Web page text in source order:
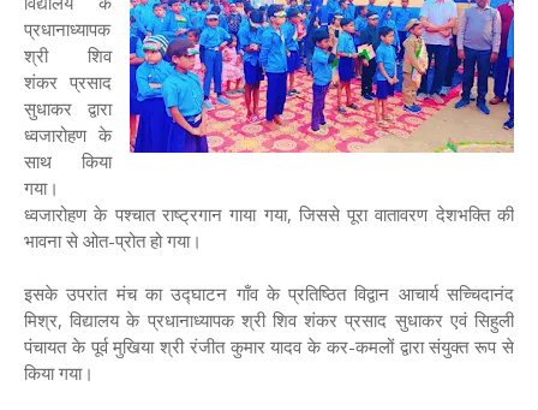
प्रधानाध्यापक
श्री शिव
शंकर प्रसाद
सुधाकर द्वारा
ध्वजारोहण के
साथ किया
गया।
ध्वजारोहण के पश्चात राष्ट्रगान गाया गया, जिससे पूरा वातावरण देशभक्ति की
भावना से ओत-प्रोत हो गया।
इसके उपरांत मंच का उद्घाटन गाँव के प्रतिष्ठित विद्वान आचार्य सच्चिदानंद
मिश्र, विद्यालय के प्रधानाध्यापक श्री शिव शंकर प्रसाद सुधाकर एवं सिहुली
पंचायत के पूर्व मुखिया श्री रंजीत कुमार यादव के कर-कमलों द्वारा संयुक्त रूप से
किया गया।